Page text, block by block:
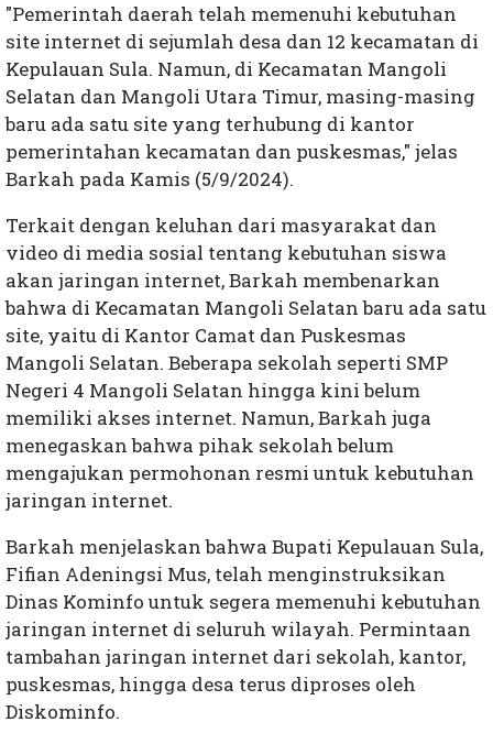
"Pemerintah daerah telah memenuhi kebutuhan
site internet di sejumlah desa dan 12 kecamatan di
Kepulauan Sula. Namun, di Kecamatan Mangoli
Selatan dan Mangoli Utara Timur, masing-masing
baru ada satu site yang terhubung di kantor
pemerintahan kecamatan dan puskesmas," jelas
Barkah pada Kamis (5/9/2024).
Terkait dengan keluhan dari masyarakat dan
video di media sosial tentang kebutuhan siswa
akan jaringan internet, Barkah membenarkan
bahwa di Kecamatan Mangoli Selatan baru ada satu
site, yaitu di Kantor Camat dan Puskesmas
Mangoli Selatan. Beberapa sekolah seperti SMP
Negeri 4 Mangoli Selatan hingga kini belum
memiliki akses internet. Namun, Barkah juga
menegaskan bahwa pihak sekolah belum
mengajukan permohonan resmi untuk kebutuhan
jaringan internet.
Barkah menjelaskan bahwa Bupati Kepulauan Sula,
Fifian Adeningsi Mus, telah menginstruksikan
Dinas Kominfo untuk segera memenuhi kebutuhan
jaringan internet di seluruh wilayah. Permintaan
tambahan jaringan internet dari sekolah, kantor,
puskesmas, hingga desa terus diproses oleh
Diskominfo.